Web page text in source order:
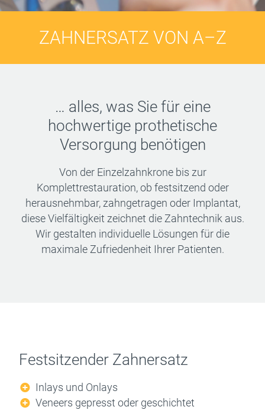
ZAHNERSATZ VON A–Z
… alles, was Sie für eine
hochwertige prothetische
Versorgung benötigen
Von der Einzelzahnkrone bis zur
Komplettrestauration, ob festsitzend oder
herausnehmbar, zahngetragen oder Implantat,
diese Vielfältigkeit zeichnet die Zahntechnik aus.
Wir gestalten individuelle Lösungen für die
maximale Zufriedenheit Ihrer Patienten.
Festsitzender Zahnersatz
Inlays und Onlays
Veneers gepresst oder geschichtet